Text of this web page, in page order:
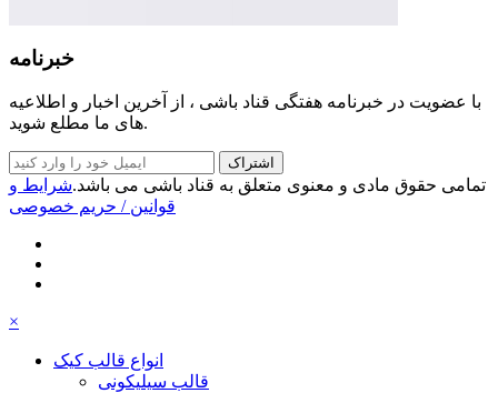
خبرنامه
با عضویت در خبرنامه هفتگی قناد باشی ، از آخرین اخبار و اطلاعیه
های ما مطلع شوید.
اشتراک
تمامی حقوق مادی و معنوی متعلق به قناد باشی می باشد.شرایط و
قوانین/ حریم خصوصی
×
انواع قالب کیک
قالب سیلیکونی